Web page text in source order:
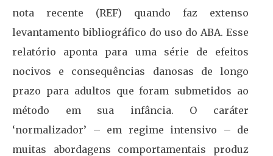
nota recente (REF) quando faz extenso
levantamento bibliográfico do uso do ABA. Esse
relatório aponta para uma série de efeitos
nocivos e consequências danosas de longo
prazo para adultos que foram submetidos ao
método em sua infância. O caráter
‘normalizador’ – em regime intensivo – de
muitas abordagens comportamentais produz